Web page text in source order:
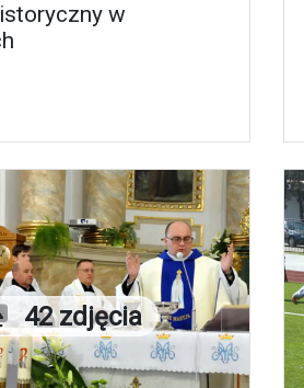
w
Liczba zdjęć
42 zdjęcia